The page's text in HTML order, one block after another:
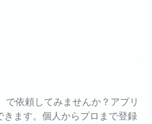
依頼してみませんか？アプリ
ます。個人からプロまで登録